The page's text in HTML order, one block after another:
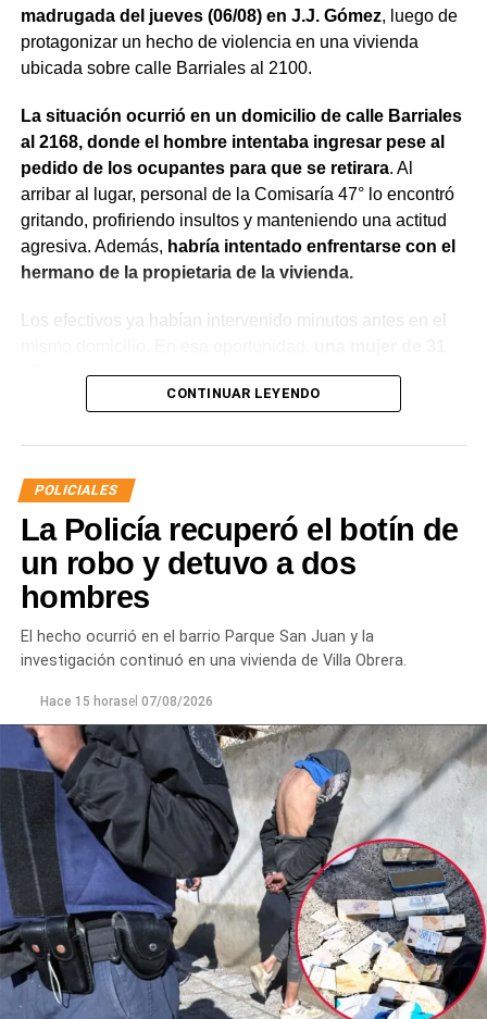
madrugada del jueves (06/08) en J.J. Gómez, luego de
protagonizar un hecho de violencia en una vivienda
ubicada sobre calle Barriales al 2100.
La situación ocurrió en un domicilio de calle Barriales
al 2168, donde el hombre intentaba ingresar pese al
pedido de los ocupantes para que se retirara. Al
arribar al lugar, personal de la Comisaría 47° lo encontró
gritando, profiriendo insultos y manteniendo una actitud
agresiva. Además, habría intentado enfrentarse con el
hermano de la propietaria de la vivienda.
Los efectivos ya habían intervenido minutos antes en el
años manifestó que había compartido bebidas
alcohólicas con el joven y que, en el marco de una
denuncia penal ni recibir asistencia médica y
únicamente solicitó que el joven se retirara del lugar
para evitar que el conflicto continuara.
Ante la persistencia de la conducta agresiva y el
incumplimiento de las indicaciones impartidas por los
efectivos, el hombre fue demorado con el objetivo de
mayor gravedad.
CONTINUAR LEYENDO
POLICIALES
La Policía recuperó el botín de
un robo y detuvo a dos
hombres
El hecho ocurrió en el barrio Parque San Juan y la
investigación continuó en una vivienda de Villa Obrera.
Hace 15 horasel 07/08/2026